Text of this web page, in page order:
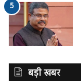
बड़ी खबर